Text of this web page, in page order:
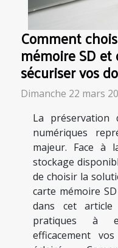
Comment
mémoire SD
sécuriser vos
Dimanche 22 mars
La préservation
numériques
majeur. Face à
stockage
de choisir la
carte mémoire
dans cet
pratiques à
efficacement